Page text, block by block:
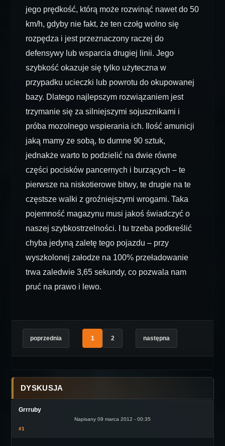
jego prędkość, którą może rozwinąć nawet do 50
km/h, gdyby nie fakt, że ten czołg wolno się
rozpędza i jest przeznaczony raczej do
defensywy lub wsparcia drugiej linii. Jego
szybkość okazuje się tylko użyteczna w
przypadku ucieczki lub powrotu do okupowanej
bazy. Dlatego najlepszym rozwiązaniem jest
trzymanie się za silniejszymi sojusznikami i
próba mozolnego wspierania ich. Ilość amunicji
jaką mamy ze sobą, to dumne 90 sztuk,
jednakże warto to podzielić na dwie równe
części pocisków pancernych i burzących – te
pierwsze na niskotierowe bitwy, te drugie na te
częstsze walki z groźniejszymi wrogami. Taka
pojemność magazynu musi jakoś świadczyć o
naszej szybkostrzelności. I tu trzeba podkreślić
chyba jedyną zaletę tego pojazdu – przy
wyszkolonej załodze na 100% przeładowanie
trwa zaledwie 3,65 sekundy, co pozwala nam
pruć na prawo i lewo.
poprzednia 1 2 następna
DYSKUSJA
Grrruby
Napisany 09 marca 2012 - 00:35
#1